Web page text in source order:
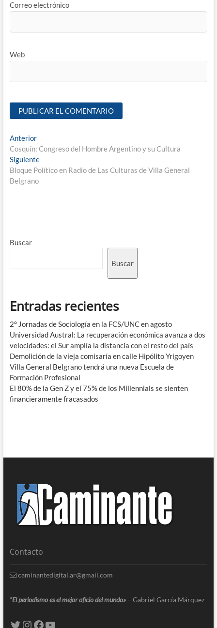
Correo electrónico
Web
Anterior
Cosquín: Congreso del Hombre Argentino y su Cultura
Siguiente
Bloque Político en Radio de Las Culturas de Villa General
Belgrano
Buscar
Buscar
Entradas recientes
2° Jornadas de Sociología en la FCS/UNC en agosto
Universidad Austral: La recuperación económica avanza a dos
velocidades: el Sur amplía la distancia con el resto del país
Demolición de la vieja comisaría en calle Hipólito Yrigoyen
Villa General Belgrano tendrá una nueva Escuela de
Formación Profesional
El 80% de la Gen Z y el 75% de los Millennials se sienten
financieramente fracasados
Contacto
caminantedigital.ar@gmail.com
“El periodismo es el mejor oficio del mundo» – Gabriel García Márquez